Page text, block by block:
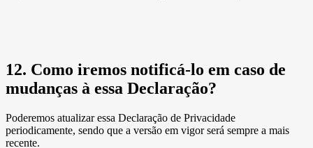
12. Como iremos notificá-lo em caso de
mudanças à essa Declaração?
Poderemos atualizar essa Declaração de Privacidade
periodicamente, sendo que a versão em vigor será sempre a mais
recente.